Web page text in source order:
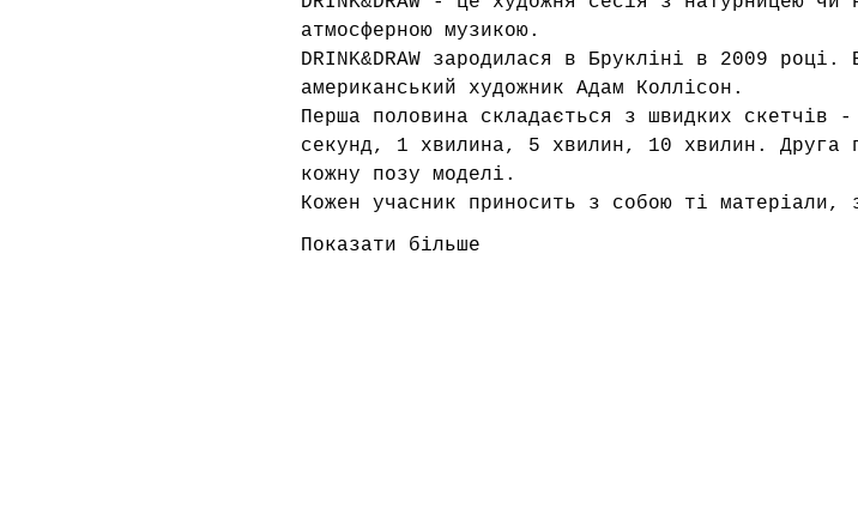
атмосферною музикою.
DRINK&DRAW зародилася в Брукліні в 2009
американський художник Адам Коллісон.
Перша половина складається з швидких
секунд, 1 хвилина, 5 хвилин, 10 хвилин. Друга
кожну позу моделі.
Кожен учасник приносить з собою ті матеріали,
Показати більше